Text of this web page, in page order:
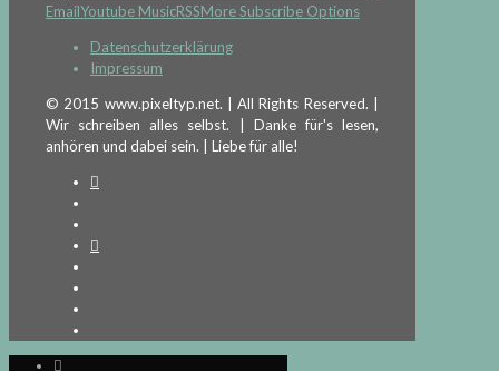
EmailYoutube MusicRSSMore Subscribe Options
Datenschutzerklärung
Impressum
© 2015 www.pixeltyp.net. | All Rights Reserved. |
Wir schreiben alles selbst. | Danke für's lesen,
anhören und dabei sein. | Liebe für alle!